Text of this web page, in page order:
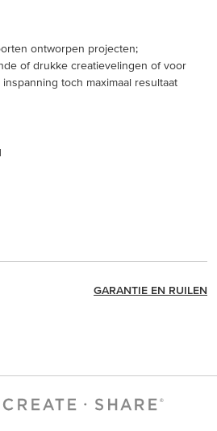
ontworpen projecten;
of drukke creatievelingen of voor
toch maximaal resultaat
GARANTIE EN RUILEN